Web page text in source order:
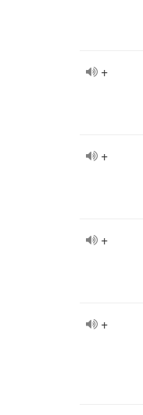
+
+
+
+